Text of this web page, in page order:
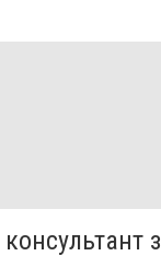
консультант з